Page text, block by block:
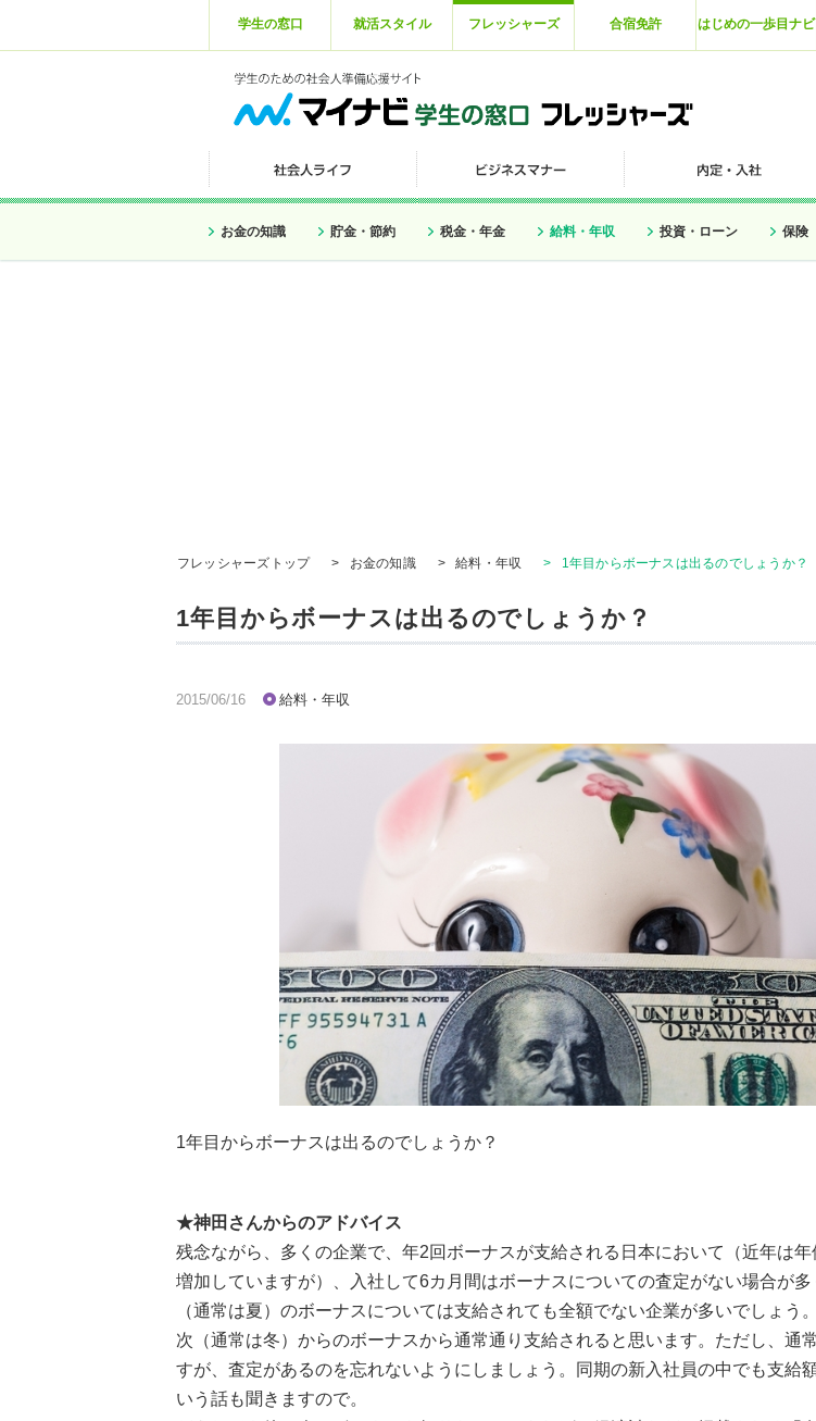
学生の窓口 就活スタイル フレッシャーズ 合宿免許 はじめの一歩目ナビ
お金の知識 貯金・節約 税金・年金 給料・年収 投資・ローン 保険
フレッシャーズトップ > お金の知識 > 給料・年収 > 1年目からボーナスは出るのでしょうか？
1年目からボーナスは出るのでしょうか？
2015/06/16 給料・年収
1年目からボーナスは出るのでしょうか？
★神田さんからのアドバイス
残念ながら、多くの企業で、年2回ボーナスが支給される日本において（近年は年
増加していますが）、入社して6カ月間はボーナスについての査定がない場合が
（通常は夏）のボーナスについては支給されても全額でない企業が多いでしょう
次（通常は冬）からのボーナスから通常通り支給されると思います。ただし、通
すが、査定があるのを忘れないようにしましょう。同期の新入社員の中でも支給
いう話も聞きますので。